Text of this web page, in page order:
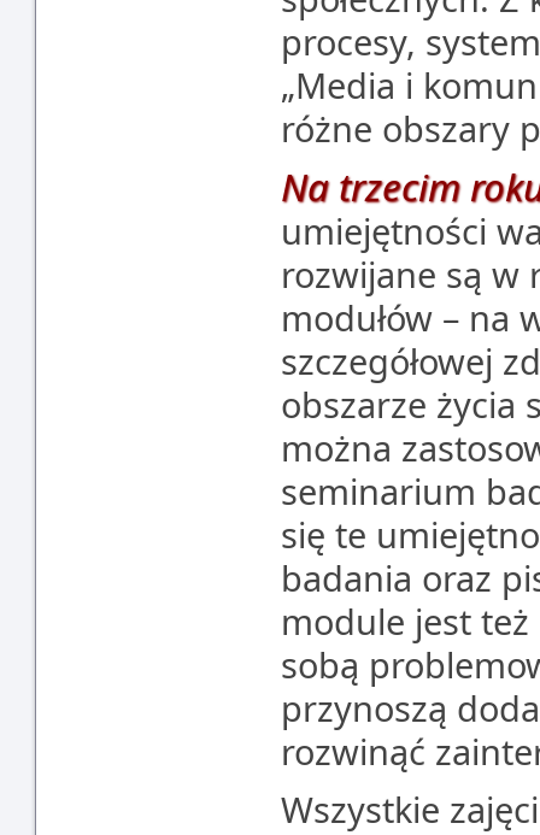
procesy,
„Media i
różne obszary
Na trzecim
umiejętności
rozwijane są w
modułów – na
szczegółowej
obszarze życia
można
seminarium
się te
badania oraz
module jest
sobą
przynoszą
rozwinąć
Wszystkie